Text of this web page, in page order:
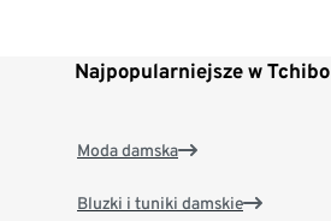
Najpopularniejsze w Tchibo
Moda damska
Bluzki i tuniki damskie